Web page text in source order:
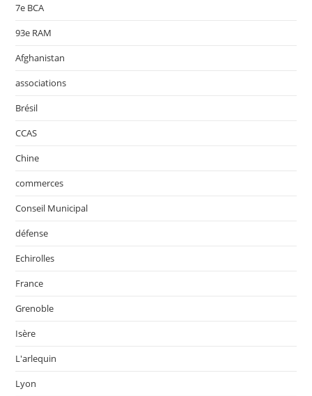
7e BCA
93e RAM
Afghanistan
associations
Brésil
CCAS
Chine
commerces
Conseil Municipal
défense
Echirolles
France
Grenoble
Isère
L'arlequin
Lyon